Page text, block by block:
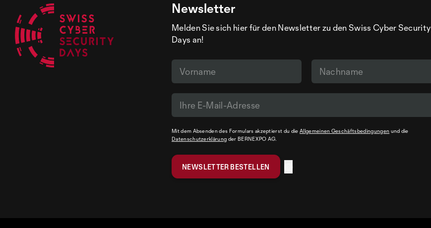
Newsletter
Melden Sie sich hier für den Newsletter zu den Swiss Cyber Security
Days an!
Mit dem Absenden des Formulars akzeptierst du die Allgemeinen Geschäftsbedingungen und die
Datenschutzerklärung der BERNEXPO AG.